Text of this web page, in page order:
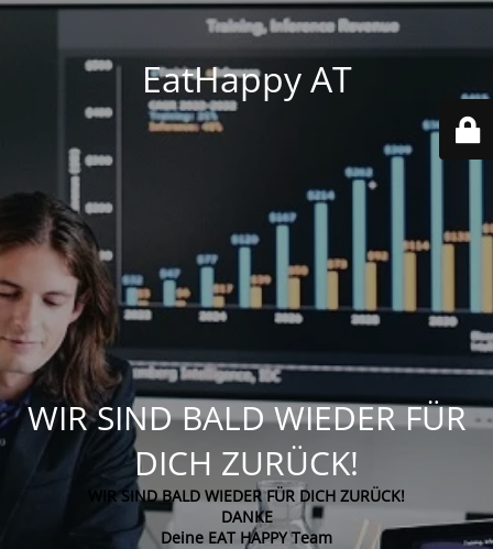
EatHappy AT
WIR SIND BALD WIEDER FÜR
DICH ZURÜCK!
WIR SIND BALD WIEDER FÜR DICH ZURÜCK!
DANKE
Deine EAT HAPPY Team